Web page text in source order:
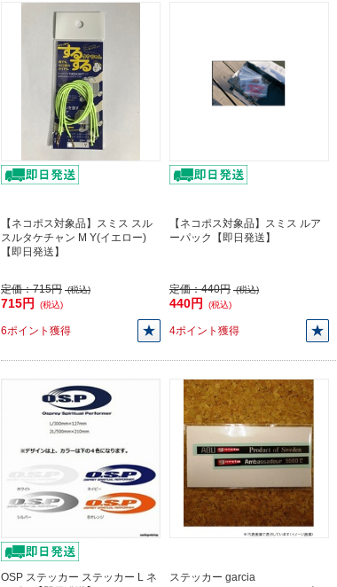
【ネコポス対象品】スミス スル
スルタケチャン M Y(イエロー)
【即日発送】
定価：715円 (税込)
715円 (税込)
6ポイント獲得
【ネコポス対象品】スミス ルア
ーパック【即日発送】
定価：440円 (税込)
440円 (税込)
4ポイント獲得
OSP ステッカー ステッカー L ネ
ステッカー garcia